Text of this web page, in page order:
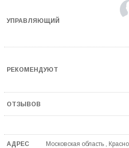
Московская область ,